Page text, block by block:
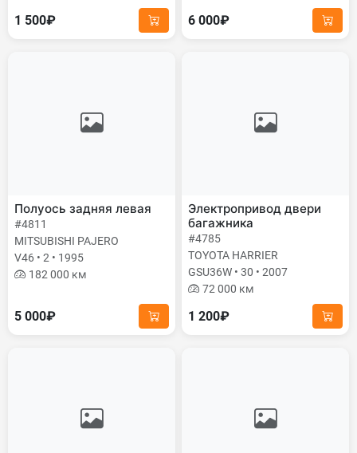
1 500₽ 6 000₽
Полуось задняя левая
#4811
MITSUBISHI PAJERO
V46 • 2 • 1995
182 000 км
5 000₽
Электропривод двери
багажника
#4785
TOYOTA HARRIER
GSU36W • 30 • 2007
72 000 км
1 200₽